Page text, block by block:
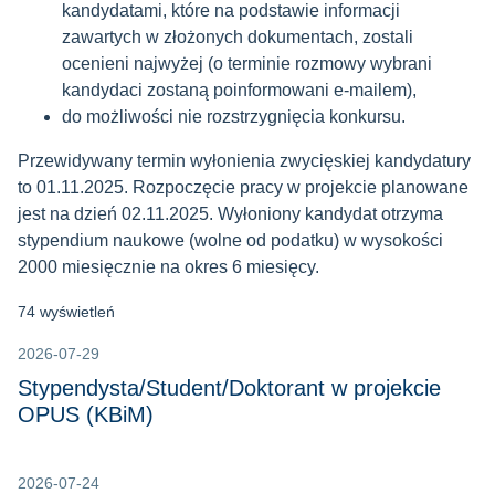
kandydatami, które na podstawie informacji
zawartych w złożonych dokumentach, zostali
ocenieni najwyżej (o terminie rozmowy wybrani
kandydaci zostaną poinformowani e-mailem),
do możliwości nie rozstrzygnięcia konkursu.
Przewidywany termin wyłonienia zwycięskiej kandydatury
to 01.11.2025. Rozpoczęcie pracy w projekcie planowane
jest na dzień 02.11.2025. Wyłoniony kandydat otrzyma
stypendium naukowe (wolne od podatku) w wysokości
2000 miesięcznie na okres 6 miesięcy.
74 wyświetleń
2026-07-29
Stypendysta/Student/Doktorant w projekcie
OPUS (KBiM)
2026-07-24